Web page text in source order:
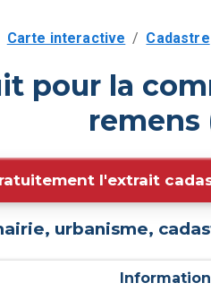
Carte interactive / Cadastre
pour la
remens
l'extrait
urbanisme,